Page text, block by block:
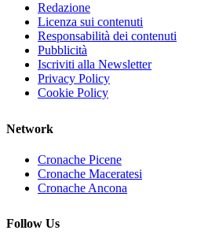
Redazione
Licenza sui contenuti
Responsabilità dei contenuti
Pubblicità
Iscriviti alla Newsletter
Privacy Policy
Cookie Policy
Network
Cronache Picene
Cronache Maceratesi
Cronache Ancona
Follow Us